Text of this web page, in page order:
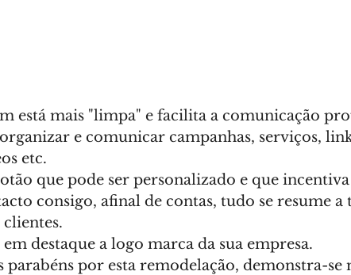
está mais "limpa" e facilita a comunicação
e comunicar campanhas, serviços,
etc.
que pode ser personalizado e que incentiva
consigo, afinal de contas, tudo se resume a
destaque a logo marca da sua empresa.
parabéns por esta remodelação, demonstra-se